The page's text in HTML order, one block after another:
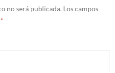
no será publicada. Los campos
*